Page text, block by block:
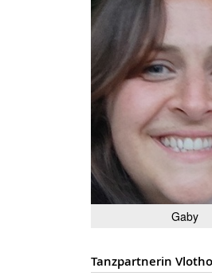
Gaby
Tanzpartnerin Vlotho